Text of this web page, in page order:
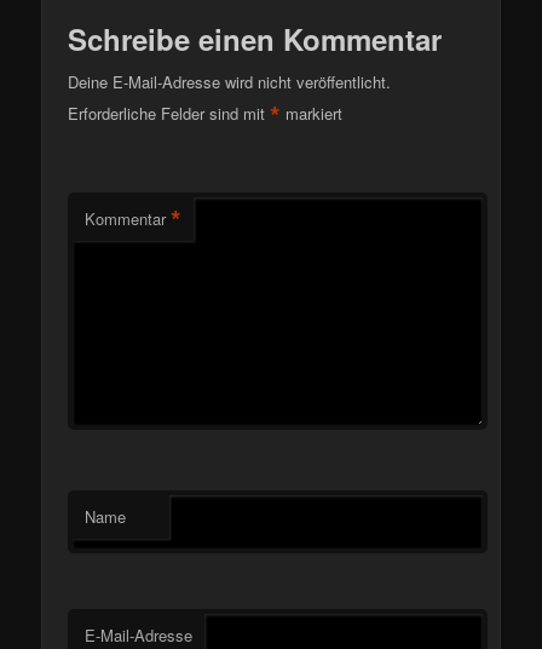
Schreibe einen Kommentar
Deine E-Mail-Adresse wird nicht veröffentlicht.
Erforderliche Felder sind mit* markiert
Kommentar *
Name
E-Mail-Adresse